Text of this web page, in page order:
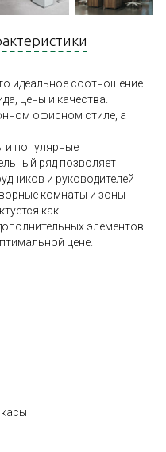
идеальное соотношение
цены и качества.
офисном стиле, а
и популярные
ряд позволяет
и руководителей
комнаты и зоны
как
элементов
цене.